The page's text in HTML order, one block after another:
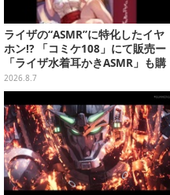
ライザの“ASMR”に特化したイヤ
ホン!? 「コミケ108」にて販売ー
「ライザ水着耳かきASMR」も購
入者特典で配布
2026.8.7